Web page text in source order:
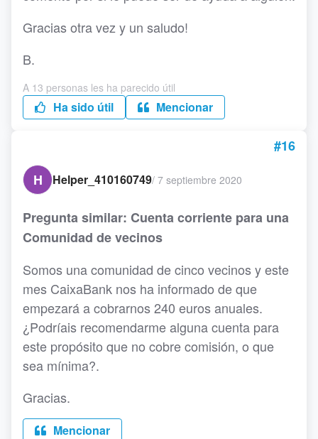
Gracias otra vez y un saludo!
B.
A 13 personas les ha parecido útil
Ha sido útil Mencionar
#16
H
Helper_410160749/ 7 septiembre 2020
Pregunta similar: Cuenta corriente para una
Comunidad de vecinos
Somos una comunidad de cinco vecinos y este
mes CaixaBank nos ha informado de que
empezará a cobrarnos 240 euros anuales.
¿Podríais recomendarme alguna cuenta para
este propósito que no cobre comisión, o que
sea mínima?.
Gracias.
Mencionar